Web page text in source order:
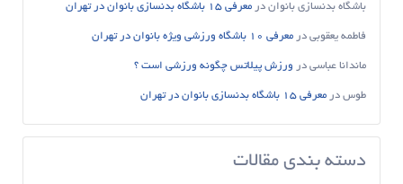
باشگاه بدنسازی بانوان در معرفی 15 باشگاه بدنسازی بانوان در تهران
فاطمه یعقوبی در معرفی 10 باشگاه ورزشی ویژه بانوان در تهران
ماندانا عباسی در ورزش پیلاتس چگونه ورزشی است ؟
طوس در معرفی 15 باشگاه بدنسازی بانوان در تهران
دسته بندی مقالات